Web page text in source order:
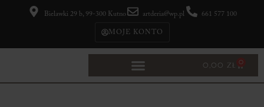
MOJE KONTO
Bielawki 29 b, 99-300 Kutno artderia@wp.pl 661 577 100
0,00 ZŁ 0